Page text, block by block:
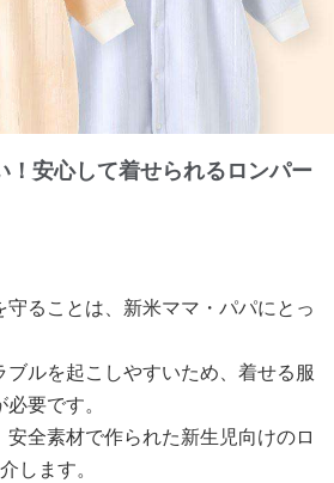
！安心して着せられるロンパー
ることは、新米ママ・パパにとっ
ルを起こしやすいため、着せる服
要です。
全素材で作られた新生児向けのロ
します。